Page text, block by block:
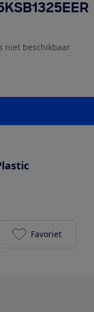
niet beschikbaar
KitchenAid
Favoriet